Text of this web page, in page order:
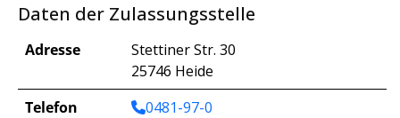
Daten der Zulassungsstelle
Adresse
Stettiner Str. 30
25746 Heide
Telefon
0481-97-0